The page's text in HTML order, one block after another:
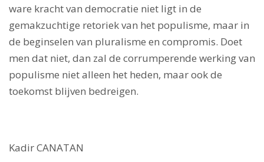
ware kracht van democratie niet ligt in de
gemakzuchtige retoriek van het populisme, maar in
de beginselen van pluralisme en compromis. Doet
men dat niet, dan zal de corrumperende werking van
populisme niet alleen het heden, maar ook de
toekomst blijven bedreigen.
Kadir CANATAN